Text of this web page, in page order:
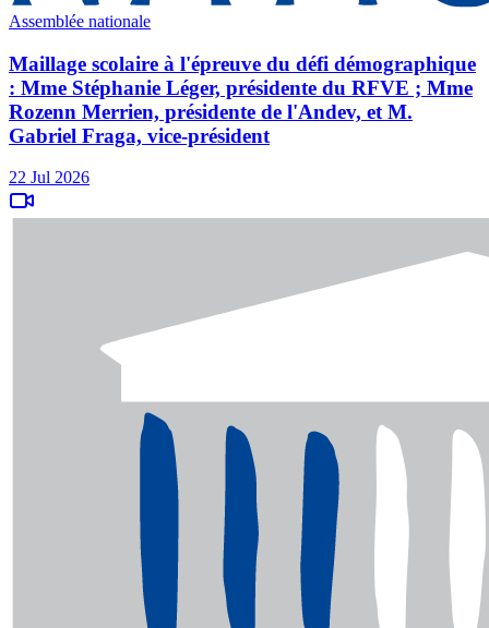
Assemblée nationale
Maillage scolaire à l'épreuve du défi démographique
: Mme Stéphanie Léger, présidente du RFVE ; Mme
Rozenn Merrien, présidente de l'Andev, et M.
Gabriel Fraga, vice-président
22 Jul 2026